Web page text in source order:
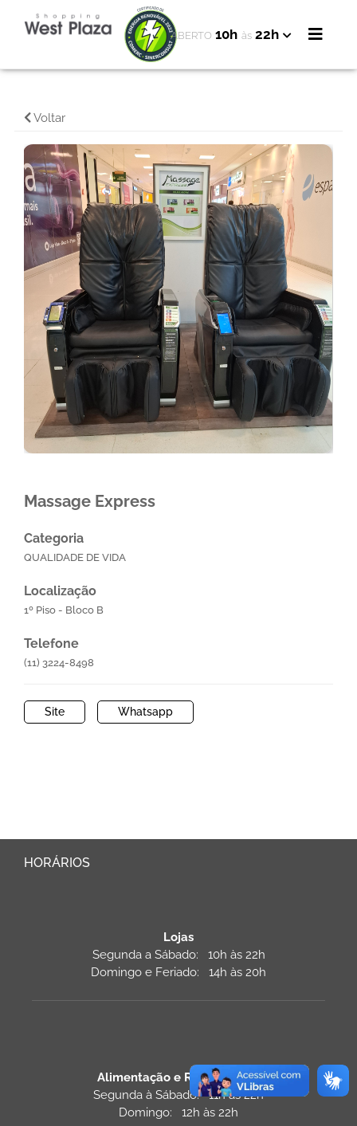
ABERTO 10h às 22h
Voltar
Massage Express
Categoria
QUALIDADE DE VIDA
Localização
1º Piso - Bloco B
Telefone
(11) 3224-8498
Site Whatsapp
HORÁRIOS
Lojas
Segunda a Sábado: 10h às 22h
Domingo e Feriado: 14h às 20h
Alimentação e Restaurantes
Segunda à Sábado: 11h às 22h
Domingo: 12h às 22h